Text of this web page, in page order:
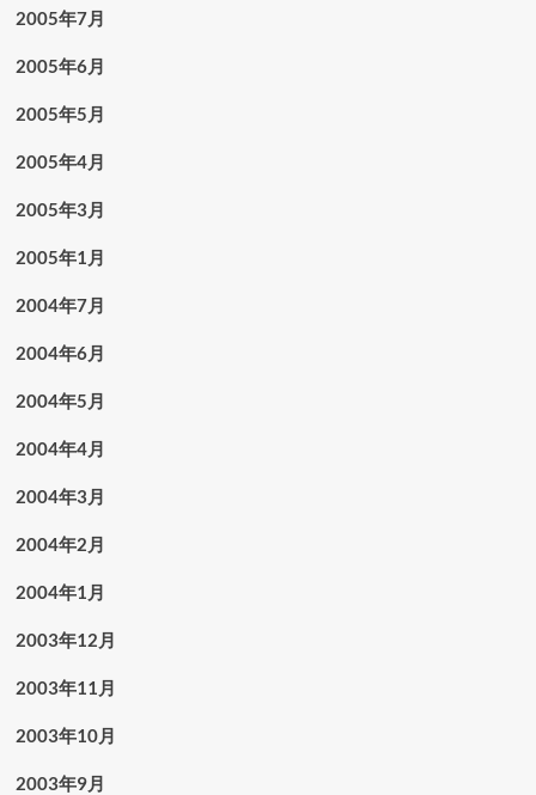
2005年7月
2005年6月
2005年5月
2005年4月
2005年3月
2005年1月
2004年7月
2004年6月
2004年5月
2004年4月
2004年3月
2004年2月
2004年1月
2003年12月
2003年11月
2003年10月
2003年9月